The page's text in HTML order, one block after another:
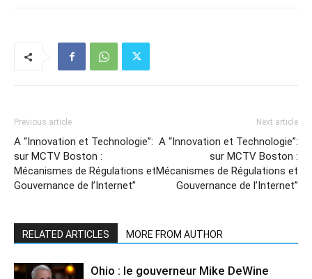
Previous article
A “Innovation et Technologie”:
sur MCTV Boston :
Mécanismes de Régulations et
Gouvernance de l’Internet”
Next article
A “Innovation et Technologie”:
sur MCTV Boston :
Mécanismes de Régulations et
Gouvernance de l’Internet”
RELATED ARTICLES MORE FROM AUTHOR
Ohio : le gouverneur Mike DeWine